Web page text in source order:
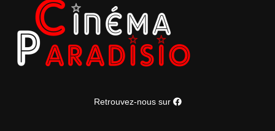
Retrouvez-nous sur